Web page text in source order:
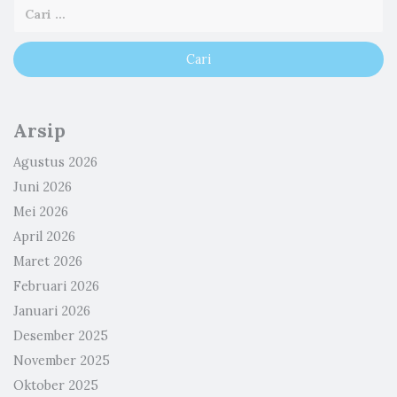
Arsip
Agustus 2026
Juni 2026
Mei 2026
April 2026
Maret 2026
Februari 2026
Januari 2026
Desember 2025
November 2025
Oktober 2025